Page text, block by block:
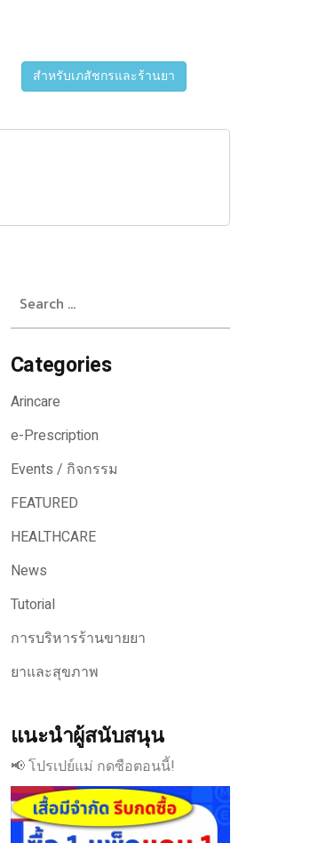
สำหรับเภสัชกรและร้านยา
for:
Categories
Arincare
e-Prescription
Events / กิจกรรม
FEATURED
HEALTHCARE
News
Tutorial
การบริหารร้านขายยา
ยาและสุขภาพ
แนะนำผู้สนับสนุน
📢 โปรเปย์แม่ กดซือตอนนี้!